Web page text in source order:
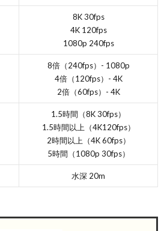
8K 30fps
4K 120fps
1080p 240fps
8倍（240fps）- 1080p
4倍（120fps）- 4K
2倍（60fps）- 4K
1.5時間（8K 30fps）
1.5時間以上（4K120fps）
2時間以上（4K 60fps）
5時間（1080p 30fps）
水深 20m